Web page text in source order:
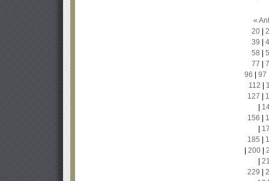
«
20|
39
58
77
96
97
112
127
156
185
200|
229